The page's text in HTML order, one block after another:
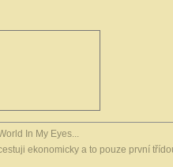
In My Eyes...
ekonomicky a to pouze první